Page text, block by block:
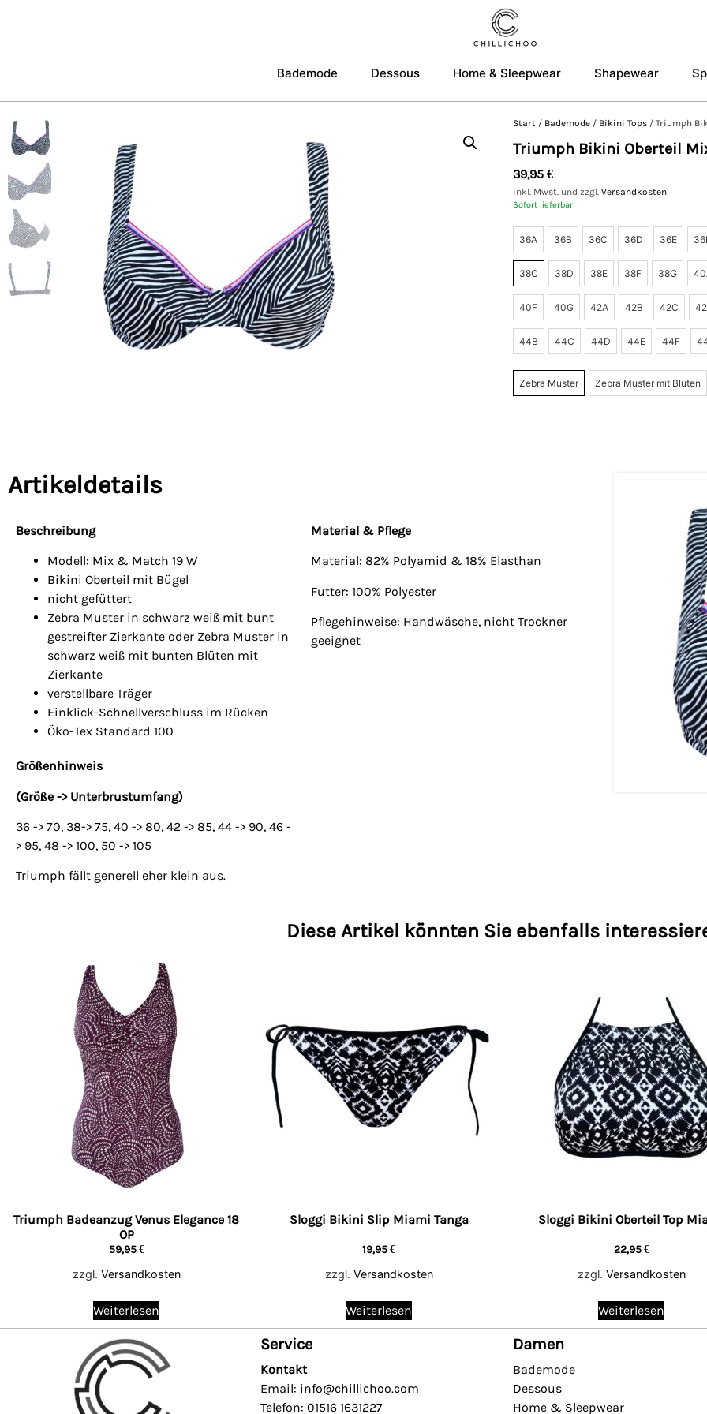
Bademode Dessous Home & Sleepwear Shapewear
Start / Bademode / Bikini Tops / Triumph
Triumph Bikini Oberteil
39,95 €
inkl. Mwst. und zzgl. Versandkosten
Sofort lieferbar
36A 36B 36C 36D 36E
38C 38D 38E 38F 38G
40F 40G 42A 42B 42C
44B 44C 44D 44E 44F
Zebra Muster Zebra Muster mit Blüten
Artikeldetails
Beschreibung
Modell: Mix & Match 19 W
Bikini Oberteil mit Bügel
nicht gefüttert
Zebra Muster in schwarz weiß mit bunt
gestreifter Zierkante oder Zebra Muster in
schwarz weiß mit bunten Blüten mit
Zierkante
verstellbare Träger
Einklick-Schnellverschluss im Rücken
Öko-Tex Standard 100
Größenhinweis
(Größe -> Unterbrustumfang)
36 -> 70, 38-> 75, 40 -> 80, 42 -> 85, 44 -> 90, 46 -
> 95, 48 -> 100, 50 -> 105
Triumph fällt generell eher klein aus.
Material & Pflege
Material: 82% Polyamid & 18% Elasthan
Futter: 100% Polyester
Pflegehinweise: Handwäsche, nicht Trockner
geeignet
Diese Artikel könnten Sie ebenfalls
Triumph Badeanzug Venus Elegance 18
OP
59,95€
zzgl. Versandkosten
Weiterlesen
Sloggi Bikini Slip Miami Tanga
19,95€
zzgl. Versandkosten
Weiterlesen
Sloggi Bikini Oberteil Top
22,95€
zzgl. Versandkosten
Weiterlesen
Service
Kontakt
Email: info@chillichoo.com
Telefon: 01516 1631227
Damen
Bademode
Dessous
Home & Sleepwear